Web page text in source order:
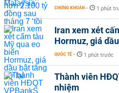
CHỨNG KHOÁN - 1 phút
Iran xem xét
Hormuz, giá
QUỐC TẾ - 1 phút trước
Thành viên
nhiệm